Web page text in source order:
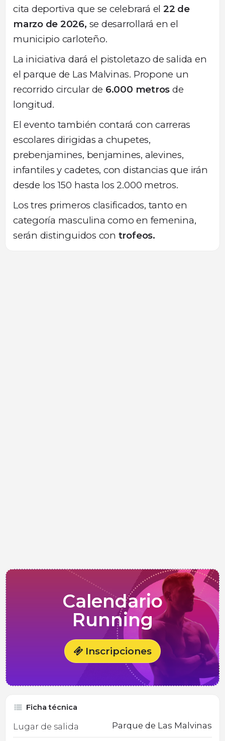
cita deportiva que se celebrará el 22 de
marzo de 2026, se desarrollará en el
municipio carloteño.
La iniciativa dará el pistoletazo de salida en
el parque de Las Malvinas. Propone un
recorrido circular de 6.000 metros de
longitud.
El evento también contará con carreras
escolares dirigidas a chupetes,
prebenjamines, benjamines, alevines,
infantiles y cadetes, con distancias que irán
desde los 150 hasta los 2.000 metros.
Los tres primeros clasificados, tanto en
categoría masculina como en femenina,
serán distinguidos con trofeos.
Calendario
Running
Inscripciones
Ficha técnica
Lugar de salida Parque de Las Malvinas